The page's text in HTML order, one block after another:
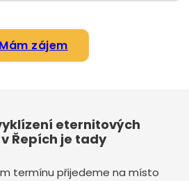
Mám zájem
eternitových
v Řepích je tady
termínu přijedeme na místo